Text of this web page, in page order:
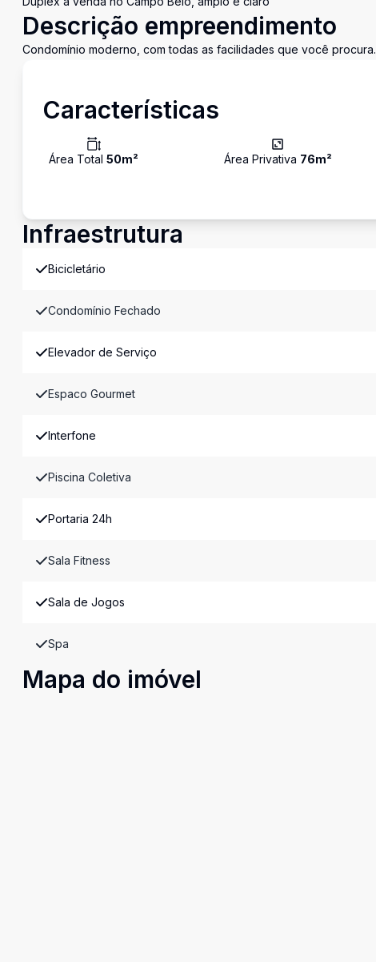
Descrição empreendimento
Condomínio moderno, com todas as facilidades que você procura.
Características
Área Total 50m² Área Privativa 76m²
Infraestrutura
Bicicletário
Condomínio Fechado
Elevador de Serviço
Espaco Gourmet
Interfone
Piscina Coletiva
Portaria 24h
Sala Fitness
Sala de Jogos
Spa
Mapa do imóvel